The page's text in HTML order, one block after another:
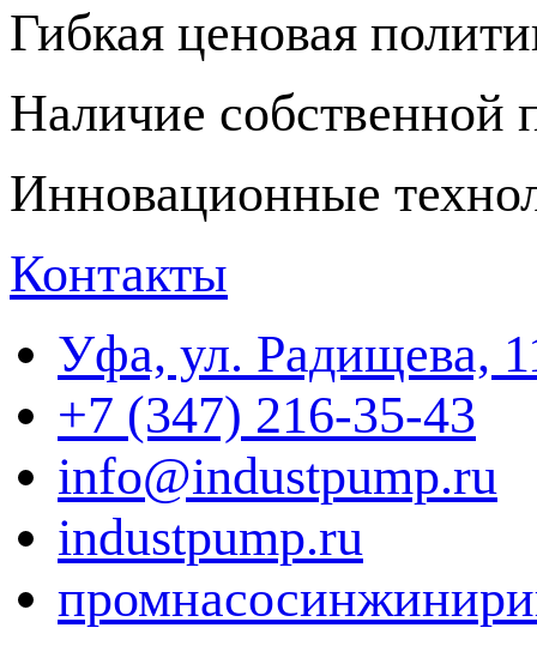
Гибкая ценовая
Наличие собственной
Инновационные
Контакты
Уфа, ул. Радищева,
+7 (347) 216-35-43
info@industpump.ru
industpump.ru